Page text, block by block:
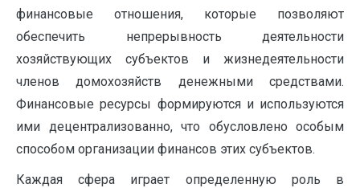
финансовые отношения, которые позволяют
обеспечить непрерывность деятельности
хозяйствующих субъектов и жизнедеятельности
членов домохозяйств денежными средствами.
Финансовые ресурсы формируются и используются
ими децентрализованно, что обусловлено особым
способом организации финансов этих субъектов.
Каждая сфера играет определенную роль в